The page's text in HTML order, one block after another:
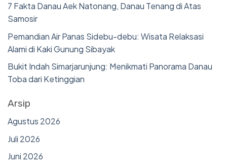
7 Fakta Danau Aek Natonang, Danau Tenang di Atas
Samosir
Pemandian Air Panas Sidebu-debu: Wisata Relaksasi
Alami di Kaki Gunung Sibayak
Bukit Indah Simarjarunjung: Menikmati Panorama Danau
Toba dari Ketinggian
Arsip
Agustus 2026
Juli 2026
Juni 2026